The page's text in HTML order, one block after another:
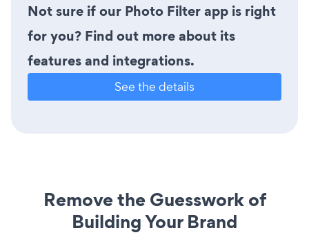
Not sure if our Photo Filter app is right
for you? Find out more about its
features and integrations.
See the details
Remove the Guesswork of
Building Your Brand